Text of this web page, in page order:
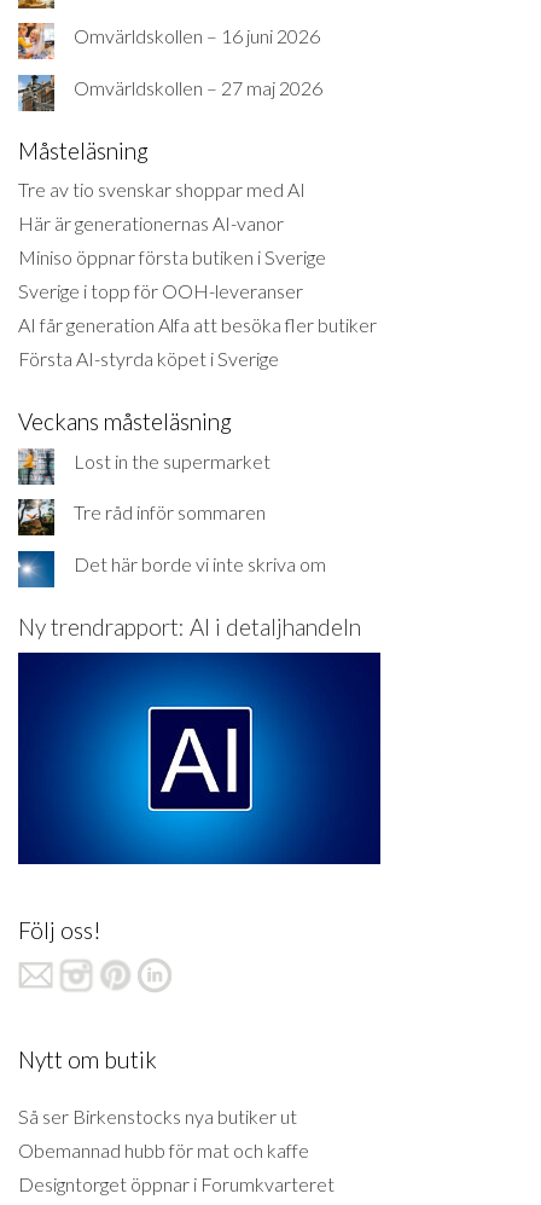
Omvärldskollen – 16 juni 2026
Omvärldskollen – 27 maj 2026
Måsteläsning
Tre av tio svenskar shoppar med AI
Här är generationernas AI-vanor
Miniso öppnar första butiken i Sverige
Sverige i topp för OOH-leveranser
AI får generation Alfa att besöka fler butiker
Första AI-styrda köpet i Sverige
Veckans måsteläsning
Lost in the supermarket
Tre råd inför sommaren
Det här borde vi inte skriva om
Ny trendrapport: AI i detaljhandeln
Följ oss!
Nytt om butik
Så ser Birkenstocks nya butiker ut
Obemannad hubb för mat och kaffe
Designtorget öppnar i Forumkvarteret